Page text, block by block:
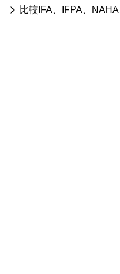
比較IFA、IFPA、